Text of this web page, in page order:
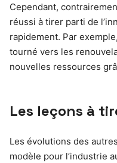
Cependant,
réussi à tirer parti de
rapidement. Par
tourné vers les
nouvelles ressources
Les leçons à
Les évolutions des
modèle pour l’industrie